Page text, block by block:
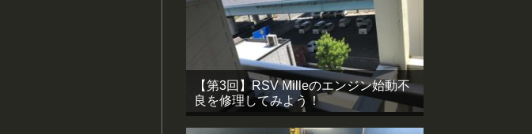
【第3回】RSV Milleのエンジン始動不
良を修理してみよう！